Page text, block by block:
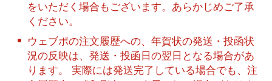
をいただく場合もございます。あらかじめご了承
ください。
ウェブポの注文履歴への、年賀状の発送・投函状
況の反映は、発送・投函日の翌日となる場合があ
ります。 実際には発送完了している場合でも、注